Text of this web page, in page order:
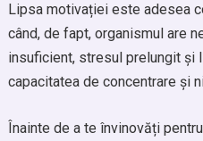
Lipsa motivației este adesea
când, de fapt, organismul are
insuficient, stresul prelungit și
capacitatea de concentrare și
Înainte de a te învinovăți